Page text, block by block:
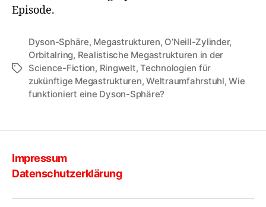
Episode.
Schlagwörter
Dyson-Sphäre, Megastrukturen, O’Neill-Zylinder,
Orbitalring, Realistische Megastrukturen in der
Science-Fiction, Ringwelt,Technologien für
zukünftige Megastrukturen,Weltraumfahrstuhl,Wie
funktioniert eine Dyson-Sphäre?
Impressum
Datenschutzerklärung